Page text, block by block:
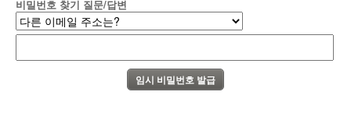
비밀번호 찾기 질문/답변